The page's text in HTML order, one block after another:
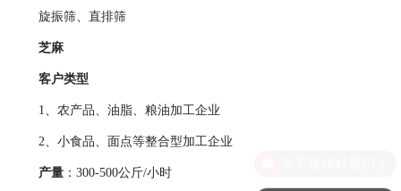
旋振筛、直排筛
芝麻
客户类型
1、农产品、油脂、粮油加工企业
2、小食品、面点等整合型加工企业
产量 ：300-500公斤/小时